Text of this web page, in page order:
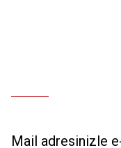
Mail adresinizle